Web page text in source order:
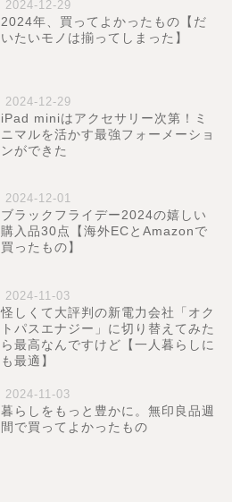
2024-12-29
2024年、買ってよかったもの【だ
いたいモノは揃ってしまった】
2024-12-29
iPad miniはアクセサリー次第！ミ
ニマルを活かす最強フォーメーショ
ンができた
2024-12-01
ブラックフライデー2024の嬉しい
購入品30点【海外ECとAmazonで
買ったもの】
2024-11-03
怪しくて大評判の新電力会社「オク
トパスエナジー」に切り替えてみた
ら最高なんですけど【一人暮らしに
も最適】
2024-11-03
暮らしをもっと豊かに。無印良品週
間で買ってよかったもの